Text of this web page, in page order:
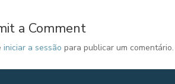
a Comment
iniciar a sessão para publicar um comentário.